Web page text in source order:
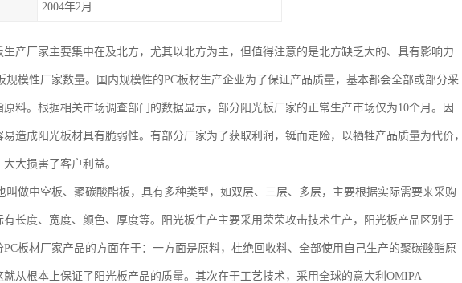
2004年2月
生产厂家主要集中在及北方，尤其以北方为主，但值得注意的是北方缺乏大的、具有影响力
规模性厂家数量。国内规模性的PC板材生产企业为了保证产品质量，基本都会全部或部分采
原料。根据相关市场调查部门的数据显示，部分阳光板厂家的正常生产市场仅为10个月。因
易造成阳光板材具有脆弱性。有部分厂家为了获取利润，铤而走险，以牺牲产品质量为代价
大损害了客户利益。
叫做中空板、聚碳酸酯板，具有多种类型，如双层、三层、多层，主要根据实际需要来采购
有长度、宽度、颜色、厚度等。阳光板生产主要采用荣荣攻击技术生产，阳光板产品区别于
PC板材厂家产品的方面在于：一方面是原料，杜绝回收料、全部使用自己生产的聚碳酸酯原
就从根本上保证了阳光板产品的质量。其次在于工艺技术，采用全球的意大利OMIPA